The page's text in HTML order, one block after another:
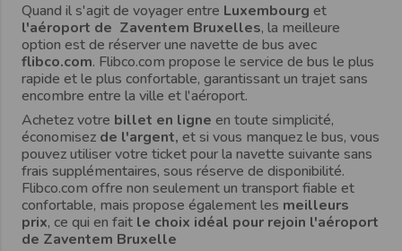
Quand il s'agit de voyager entre Luxembourg et
l'aéroport de Zaventem Bruxelles, la meilleure
option est de réserver une navette de bus avec
flibco.com. Flibco.com propose le service de bus le plus
rapide et le plus confortable, garantissant un trajet sans
encombre entre la ville et l'aéroport.
Achetez votre billet en ligne en toute simplicité,
économisez de l'argent, et si vous manquez le bus, vous
pouvez utiliser votre ticket pour la navette suivante sans
frais supplémentaires, sous réserve de disponibilité.
Flibco.com offre non seulement un transport fiable et
confortable, mais propose également les meilleurs
prix, ce qui en fait le choix idéal pour rejoin l'aéroport
de Zaventem Bruxelle